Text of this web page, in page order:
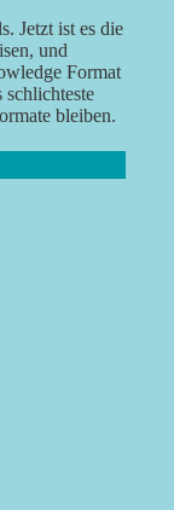
Jetzt ist es die
und
Format
schlichteste
bleiben.